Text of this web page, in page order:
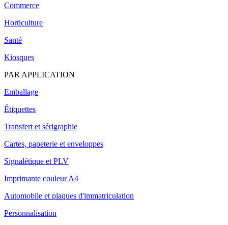
Commerce
Horticulture
Santé
Kiosques
PAR APPLICATION
Emballage
Étiquettes
Transfert et sérigraphie
Cartes, papeterie et enveloppes
Signalétique et PLV
Imprimante couleur A4
Automobile et plaques d'immatriculation
Personnalisation